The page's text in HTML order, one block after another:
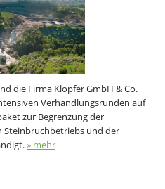
die Firma Klöpfer GmbH & Co.
Verhandlungsrunden auf
zur Begrenzung der
Steinbruchbetriebs und der
» mehr